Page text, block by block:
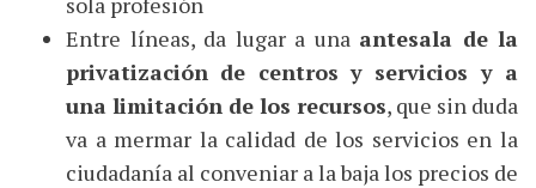
Entre líneas, da lugar a una antesala de la
privatización de centros y servicios y a
una limitación de los recursos, que sin duda
va a mermar la calidad de los servicios en la
ciudadanía al conveniar a la baja los precios de